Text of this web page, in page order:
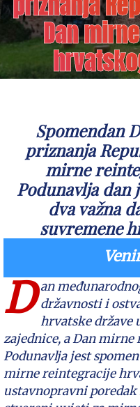
Dan
Spomendan
priznanja
mirne
Podunavlja dan
dva važna
suvremene
D an
državnosti i
hrvatske države
zajednice, a Dan
Podunavlja jest
mirne reintegracije
ustavnopravni